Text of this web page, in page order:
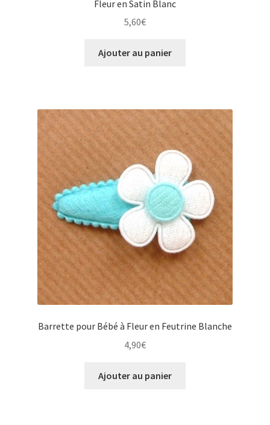
Fleur en Satin Blanc
5,60€
Ajouter au panier
Barrette pour Bébé à Fleur en Feutrine Blanche
4,90€
Ajouter au panier